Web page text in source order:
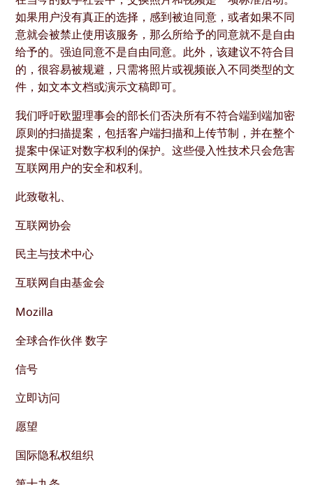
如果用户没有真正的选择，感到被迫同意，或者如果不同
意就会被禁止使用该服务，那么所给予的同意就不是自由
给予的。强迫同意不是自由同意。此外，该建议不符合目
的，很容易被规避，只需将照片或视频嵌入不同类型的文
件，如文本文档或演示文稿即可。
我们呼吁欧盟理事会的部长们否决所有不符合端到端加密
原则的扫描提案，包括客户端扫描和上传节制，并在整个
提案中保证对数字权利的保护。这些侵入性技术只会危害
互联网用户的安全和权利。
此致敬礼、
互联网协会
民主与技术中心
互联网自由基金会
Mozilla
全球合作伙伴 数字
信号
立即访问
愿望
国际隐私权组织